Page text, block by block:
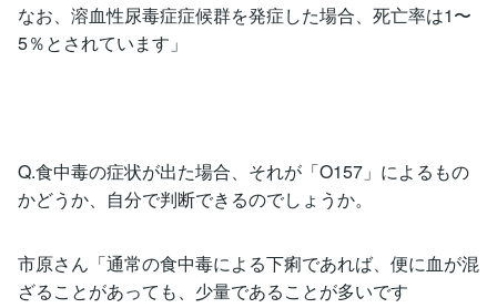
なお、溶血性尿毒症症候群を発症した場合、死亡率は1〜
5％とされています」
Q.食中毒の症状が出た場合、それが「O157」によるもの
かどうか、自分で判断できるのでしょうか。
市原さん「通常の食中毒による下痢であれば、便に血が混
ざることがあっても、少量であることが多いです